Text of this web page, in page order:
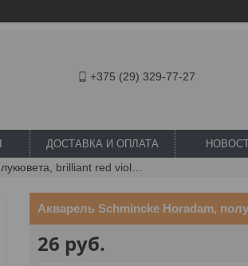
+375 (29) 329-77-27
ДОСТАВКА И ОПЛАТА
Акварель Schmincke Horadam,
26 руб.